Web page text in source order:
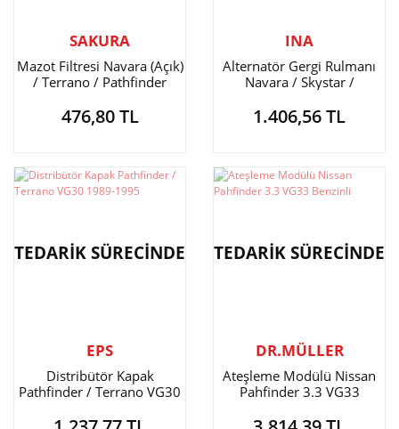
SAKURA
Mazot Filtresi Navara (Açık)
/ Terrano / Pathfinder
476,80 TL
INA
Alternatör Gergi Rulmanı
Navara / Skystar /
1.406,56 TL
TEDARİK SÜRECİNDE
EPS
Distribütör Kapak
Pathfinder / Terrano VG30
TEDARİK SÜRECİNDE
DR.MÜLLER
Ateşleme Modülü Nissan
Pahfinder 3.3 VG33